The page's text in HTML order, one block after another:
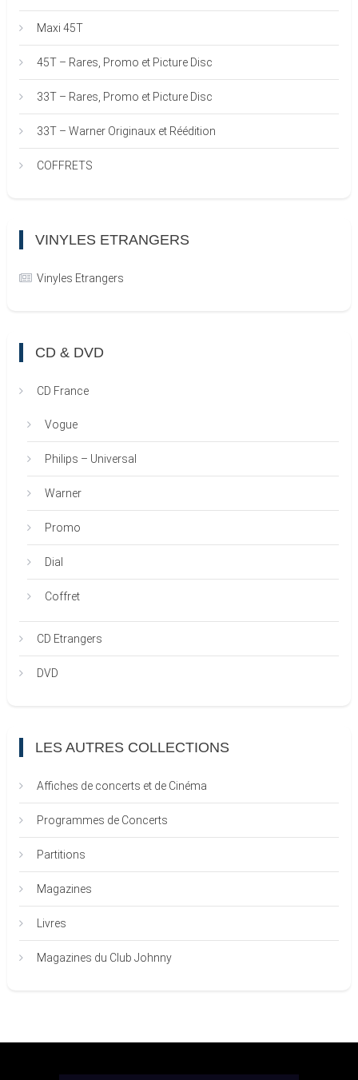
Maxi 45T
45T – Rares, Promo et Picture Disc
33T – Rares, Promo et Picture Disc
33T – Warner Originaux et Réédition
COFFRETS
VINYLES ETRANGERS
Vinyles Etrangers
CD & DVD
CD France
Vogue
Philips – Universal
Warner
Promo
Dial
Coffret
CD Etrangers
DVD
LES AUTRES COLLECTIONS
Affiches de concerts et de Cinéma
Programmes de Concerts
Partitions
Magazines
Livres
Magazines du Club Johnny